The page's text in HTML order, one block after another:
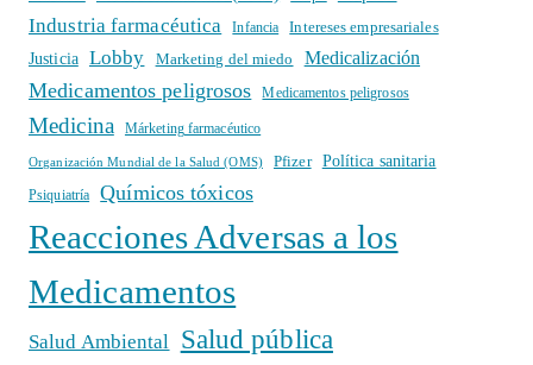
Industria farmacéutica Infancia
Intereses empresariales
Justicia
Lobby Marketing del miedo Medicalización
Medicamentos peligrosos Medicamentos peligrosos
Medicina Márketing farmacéutico
Organización Mundial de la Salud (OMS) Pfizer Política sanitaria
Psiquiatría Químicos tóxicos
Reacciones Adversas a los
Medicamentos
Salud Ambiental Salud pública